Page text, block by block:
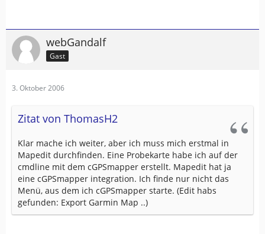
webGandalf
Gast
3. Oktober 2006
Zitat von ThomasH2
Klar mache ich weiter, aber ich muss mich erstmal in
Mapedit durchfinden. Eine Probekarte habe ich auf der
cmdline mit dem cGPSmapper erstellt. Mapedit hat ja
eine cGPSmapper integration. Ich finde nur nicht das
Menü, aus dem ich cGPSmapper starte. (Edit habs
gefunden: Export Garmin Map ..)